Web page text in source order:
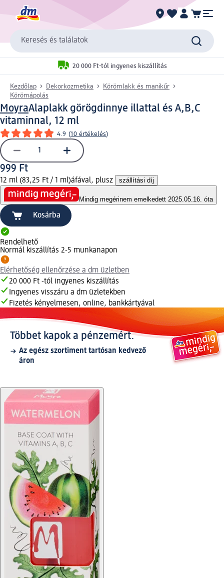
Keresés és találatok
20 000 Ft-tól ingyenes kiszállítás
Kezdőlap Dekorkozmetika
Körömlakk és manikűr
Körömápolás
MoyraAlaplakk görögdinnye illattal és A,B,C
vitaminnal, 12 ml
4.9 (10 értékelés)
999 Ft
12 ml (83,25 Ft / 1 ml)áfával, plusz szállítási díj
Mindig megérinem emelkedett 2025.05.16. óta
Kosárba
Rendelhető
Normál kiszállítás 2-5 munkanapon
Elérhetőség ellenőrzése a dm üzletben
20 000 Ft -tól ingyenes kiszállítás
Ingyenes visszáru a dm üzletekben
Fizetés kényelmesen, online, bankkártyával
Többet kapok a pénzemért.
Az egész szortiment tartósan kedvező
áron